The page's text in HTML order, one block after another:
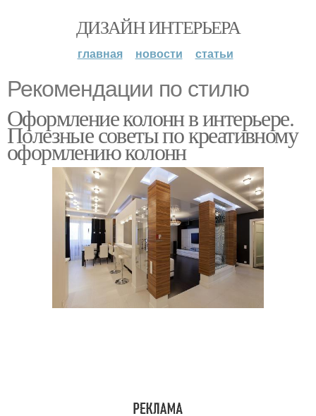
ДИЗАЙН ИНТЕРЬЕРА
главная новости статьи
Рекомендации по стилю
Оформление колонн в интерьере.
Полезные советы по креативному
оформлению колонн